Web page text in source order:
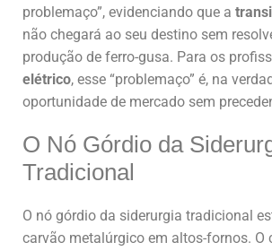
problemaço”, evidenciando que a
não chegará ao seu destino sem
produção de ferro-gusa. Para os
elétrico, esse “problemaço” é, na
oportunidade de mercado sem
O Nó Górdio da
Tradicional
O nó górdio da siderurgia tradicional
carvão metalúrgico em altos-fornos. O